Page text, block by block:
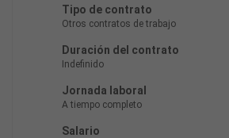
Tipo de contrato
Otros contratos de trabajo
Duración del contrato
Indefinido
Jornada laboral
A tiempo completo
Salario